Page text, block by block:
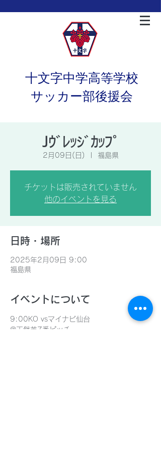
十文字中学高等学校
サッカー部後援会
Jｳﾞﾚｯｼﾞｶｯﾌﾟ
2月09日(日) 福島県
チケットは販売されていません
他のイベントを見る
日時・場所
2025年2月09日 9:00
福島県
イベントについて
9:00KO vsマイナビ仙台
@天然芝7番ピッチ